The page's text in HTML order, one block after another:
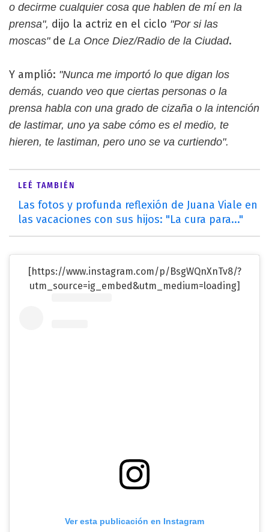
o decirme cualquier cosa que hablen de mí en la
prensa", dijo la actriz en el ciclo "Por si las
moscas" de La Once Diez/Radio de la Ciudad.
Y amplió: "Nunca me importó lo que digan los
demás, cuando veo que ciertas personas o la
prensa habla con una grado de cizaña o la intención
de lastimar, uno ya sabe cómo es el medio, te
hieren, te lastiman, pero uno se va curtiendo".
LEÉ TAMBIÉN
Las fotos y profunda reflexión de Juana Viale en
las vacaciones con sus hijos: "La cura para..."
[https://www.instagram.com/p/BsgWQnXnTv8/?
utm_source=ig_embed&utm_medium=loading]
Ver esta publicación en Instagram